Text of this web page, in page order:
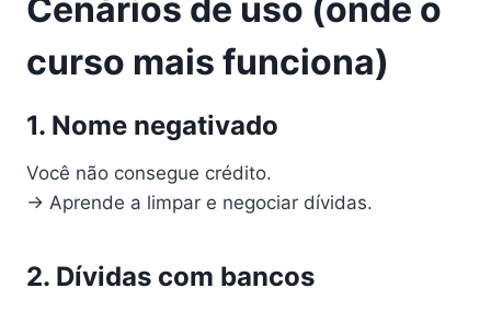
Cenários de uso (onde o
curso mais funciona)
1. Nome negativado
Você não consegue crédito.
→ Aprende a limpar e negociar dívidas.
2. Dívidas com bancos